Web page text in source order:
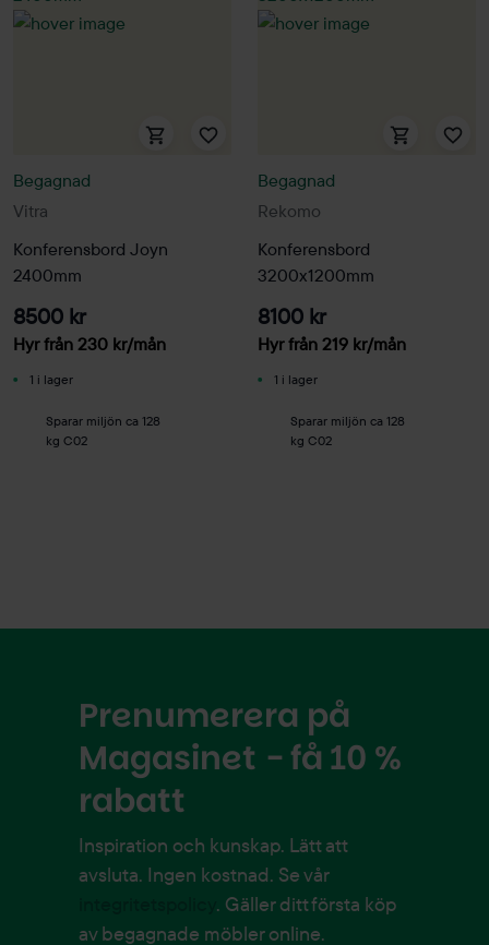
Vitra
Begagnad
Konferensbord Joyn
2400mm
8500 kr
Hyr från 230 kr/mån
1 i lager
Sparar miljön ca 128
kg C02
Rekomo
Begagnad
Konferensbord
3200x1200mm
8100 kr
Hyr från 219 kr/mån
1 i lager
Sparar miljön ca 128
kg C02
Prenumerera på
Magasinet - få 10 %
rabatt
Inspiration och kunskap. Lätt att
avsluta. Ingen kostnad. Se vår
. Gäller ditt första köp
av begagnade möbler online.